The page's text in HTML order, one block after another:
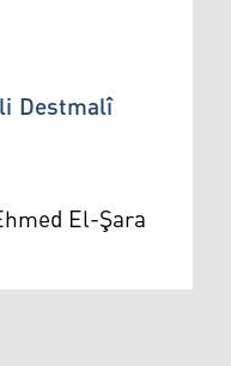
Destmalî
El-Şara